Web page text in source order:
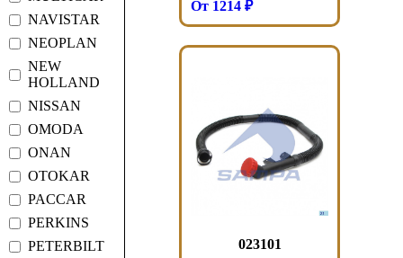
NAVISTAR
NEOPLAN
NEW
HOLLAND
NISSAN
OMODA
ONAN
OTOKAR
PACCAR
PERKINS
PETERBILT
От 1214 ₽
023101